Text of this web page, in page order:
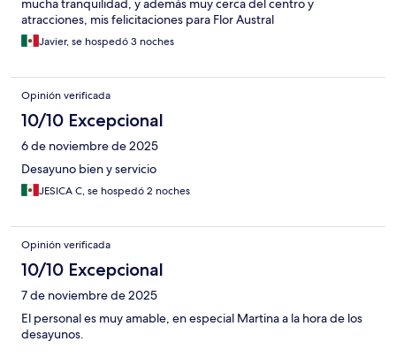
mucha tranquilidad, y además muy cerca del centro y
atracciones, mis felicitaciones para Flor Austral
Javier, se hospedó 3 noches
Opinión verificada
10/10 Excepcional
6 de noviembre de 2025
Desayuno bien y servicio
JESICA C, se hospedó 2 noches
Opinión verificada
10/10 Excepcional
7 de noviembre de 2025
El personal es muy amable, en especial Martina a la hora de los
desayunos.